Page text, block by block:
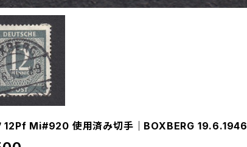
12Pf Mi#920 使用済み切手｜BOXBERG 19.6.1946